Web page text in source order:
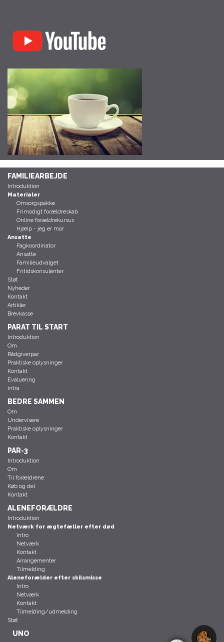
FAMILIEARBEJDE
Introduktion
Materialer
Omsorgspakke
Frimodigt forældreskab
Online forældrekursus
Hjælp - jeg er mor
Ansatte
Fagkoordinator
Ansatte
Familieudvalget
Fritidskonsulenter
Støt
Nyheder
Kontakt
Artikler
Brevkasse
PARAT TIL START
Introduktion
Om
Rådgiverpar
Praktiske oplysninger
Kontakt
Evaluering
intra
BEDRE SAMMEN
Om
Undervisere
Praktiske oplysninger
Kontakt
PAR-3
Introduktion
Om
Til forældrene
Køb og del
Kontakt
ALENEFORÆLDRE
Introduktion
Netværk for ægtefæller efter død
Intro
Netværk
Kontakt
Arrangementer
Tilmelding
Aleneforælder efter skilsmisse
Intro
Netværk
Kontakt
Tilmelding/udmelding
Støt
UNO